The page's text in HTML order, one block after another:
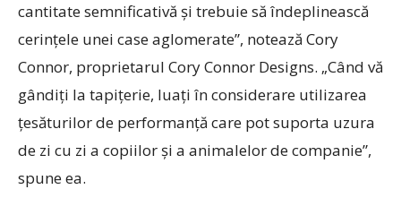
cantitate semnificativă și trebuie să îndeplinească
cerințele unei case aglomerate”, notează Cory
Connor, proprietarul Cory Connor Designs. „Când vă
gândiți la tapițerie, luați în considerare utilizarea
țesăturilor de performanță care pot suporta uzura
de zi cu zi a copiilor și a animalelor de companie”,
spune ea.